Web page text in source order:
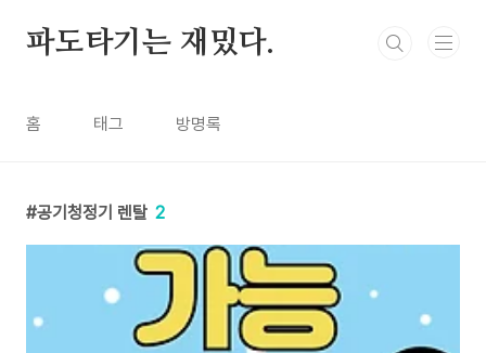
파도타기는 재밌다.
홈 태그 방명록
공기청정기 렌탈 2